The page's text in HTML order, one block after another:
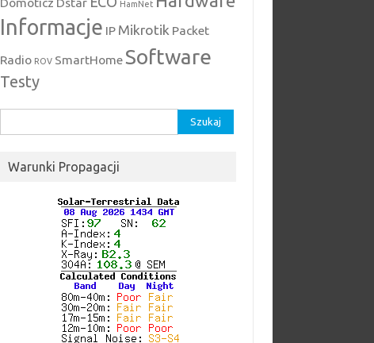
HamNet
Informacje IP Mikrotik Packet
Radio ROV SmartHomeSoftware
Testy
Warunki Propagacji